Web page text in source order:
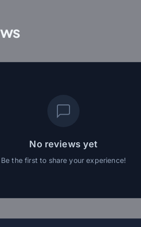
No reviews yet
Be the first to share your experience!